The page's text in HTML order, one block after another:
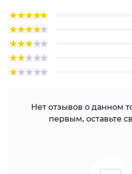
Нет отзывов о данном
первым, оставьте